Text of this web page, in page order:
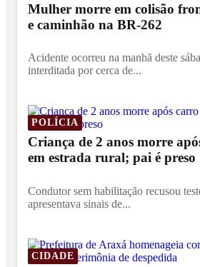
Mulher morre em colisão
e caminhão na BR-262
Acidente ocorreu na manhã deste
interditada por cerca de...
POLÍCIA
Criança de 2 anos morre
em estrada rural; pai é preso
Condutor sem habilitação recusou
apresentava sinais de...
CIDADE